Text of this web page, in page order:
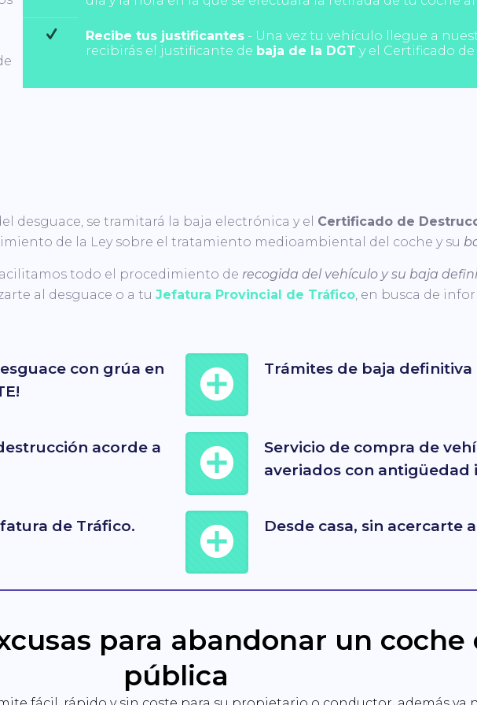
Recibe tus justificantes- Una vez tu vehículo llegue a
recibirás el justificante de baja de la DGT y el Certificado
desguace, se tramitará la baja electrónica y el Certificado de
de la Ley sobre el tratamiento medioambiental del coche y su
todo el procedimiento de recogida del vehículo y su baja
al desguace o a tuJefatura Provincial de Tráfico, en busca de
con grúa en
Trámites de baja definitiva
acorde a
Servicio de compra de
averiados con antigüedad
de Tráfico. Desde casa, sin acercarte
para abandonar un coche
pública